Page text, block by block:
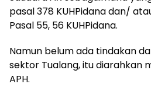
pasal 378 KUHPidana dan/
Pasal 55, 56 KUHPidana.
Namun belum ada tindakan
sektor Tualang, itu diarahkan
APH.